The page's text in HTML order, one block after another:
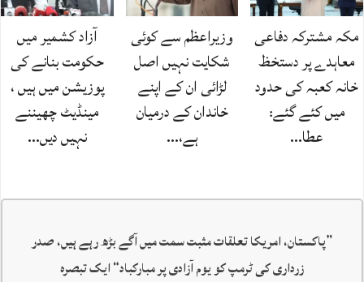
مکہ مشترکہ دفاعی
معاہدے پر دستخظ
خانہ کعبہ کی حدود
میں کئے گئے:
عطا…
وزیراعظم سے کوئی
شکایت نہیں اصل
لڑائی ان کے اپنے
خاندان کے درمیان
ہے،…
آزاد کشمیر میں
حکومت بنانے کی
پوزیشن میں ہیں ،
مینڈیٹ چھیننے
نہیں دیں…
”پاکستان، امریکا تعلقات مثبت سمت میں آگے بڑھ رہے ہیں، صدر
زرداری کی ٹرمپ کو یوم آزادی پر مبارکباد“ ایک تبصرہ